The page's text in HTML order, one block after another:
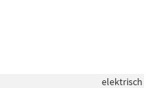
elektrisch